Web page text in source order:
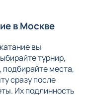
в Москве
вы
турнир,
места,
сразу после
Их подлинность